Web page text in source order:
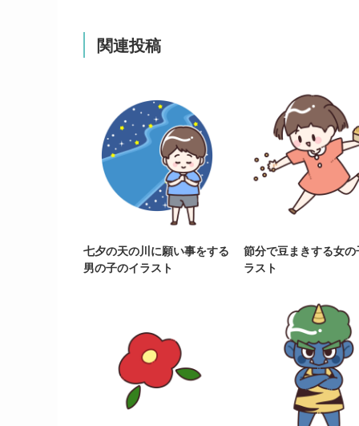
関連投稿
七夕の天の川に願い事をする
男の子のイラスト
節分で豆まきする女
ラスト